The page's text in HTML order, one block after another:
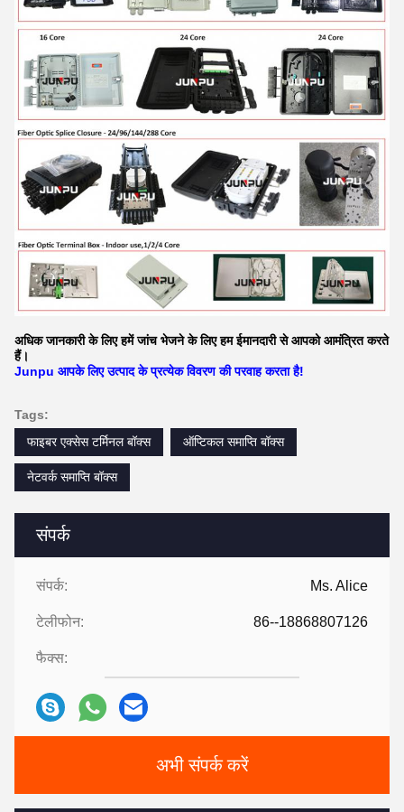
संपर्क
संपर्क: Ms. Alice
टेलीफोन: 86--18868807126
फैक्स:
अभी संपर्क करें
अधिक जानकारी के लिए हमें जांच भेजने के लिए हम ईमानदारी से आपको आमंत्रित करते
हैं।
Junpu आपके लिए उत्पाद के प्रत्येक विवरण की परवाह करता है!
Tags:
फाइबर एक्सेस टर्मिनल बॉक्स
ऑप्टिकल समाप्ति बॉक्स
नेटवर्क समाप्ति बॉक्स